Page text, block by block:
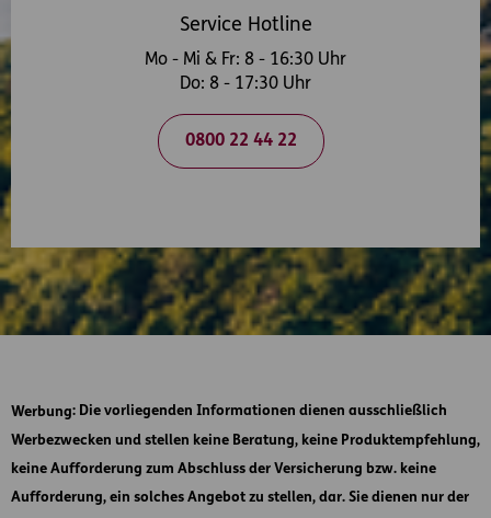
Service Hotline
Mo - Mi & Fr: 8 - 16:30 Uhr
Do: 8 - 17:30 Uhr
0800 22 44 22
Werbung: Die vorliegenden Informationen dienen ausschließlich
Werbezwecken und stellen keine Beratung, keine Produktempfehlung,
keine Aufforderung zum Abschluss der Versicherung bzw. keine
Aufforderung, ein solches Angebot zu stellen, dar. Sie dienen nur der